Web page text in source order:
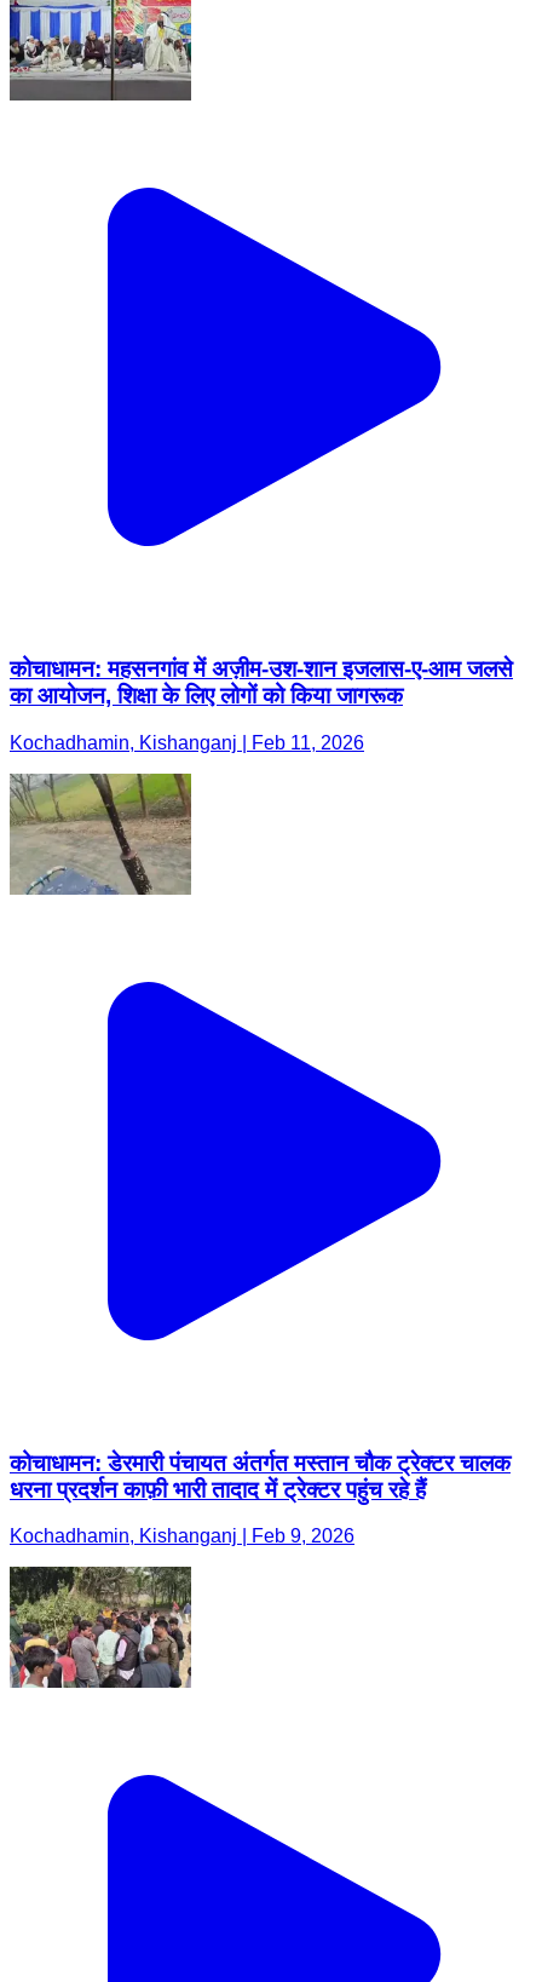
कोचाधामन: महसनगांव में अज़ीम-उश-शान इजलास-ए-आम जलसे
का आयोजन, शिक्षा के लिए लोगों को किया जागरूक
Kochadhamin, Kishanganj | Feb 11, 2026
कोचाधामन: डेरमारी पंचायत अंतर्गत मस्तान चौक ट्रेक्टर चालक
धरना प्रदर्शन काफ़ी भारी तादाद में ट्रेक्टर पहुंच रहे हैं
Kochadhamin, Kishanganj | Feb 9, 2026